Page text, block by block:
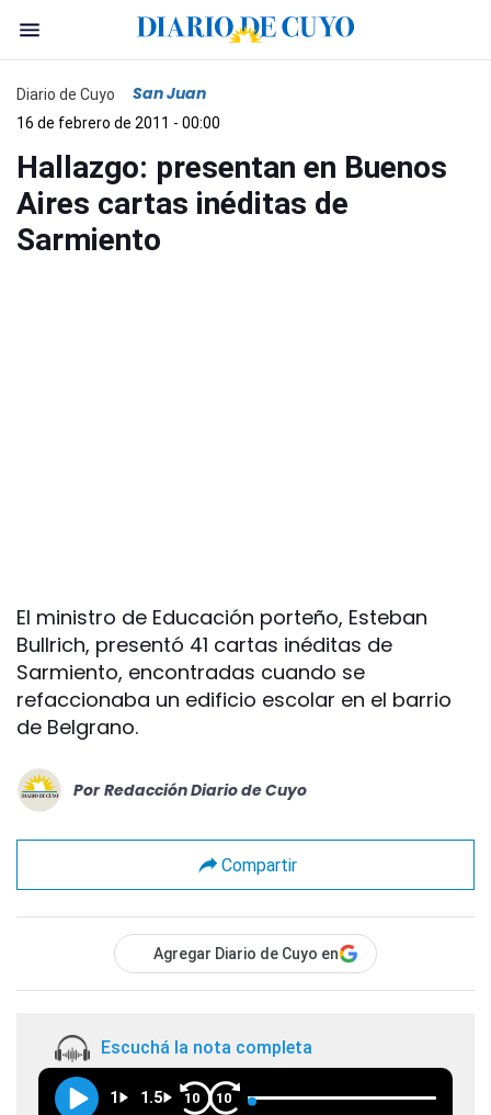
Diario de Cuyo San Juan
16 de febrero de 2011 - 00:00
Hallazgo: presentan en Buenos
Aires cartas inéditas de
Sarmiento
El ministro de Educación porteño, Esteban
Bullrich, presentó 41 cartas inéditas de
Sarmiento, encontradas cuando se
refaccionaba un edificio escolar en el barrio
de Belgrano.
Por Redacción Diario de Cuyo
Compartir
Agregar Diario de Cuyo en
Escuchá la nota completa
1 1.5 10 10